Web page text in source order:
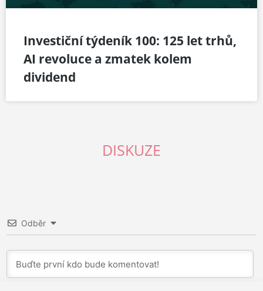
Investiční týdeník 100: 125 let trhů,
AI revoluce a zmatek kolem
dividend
DISKUZE
Odběr